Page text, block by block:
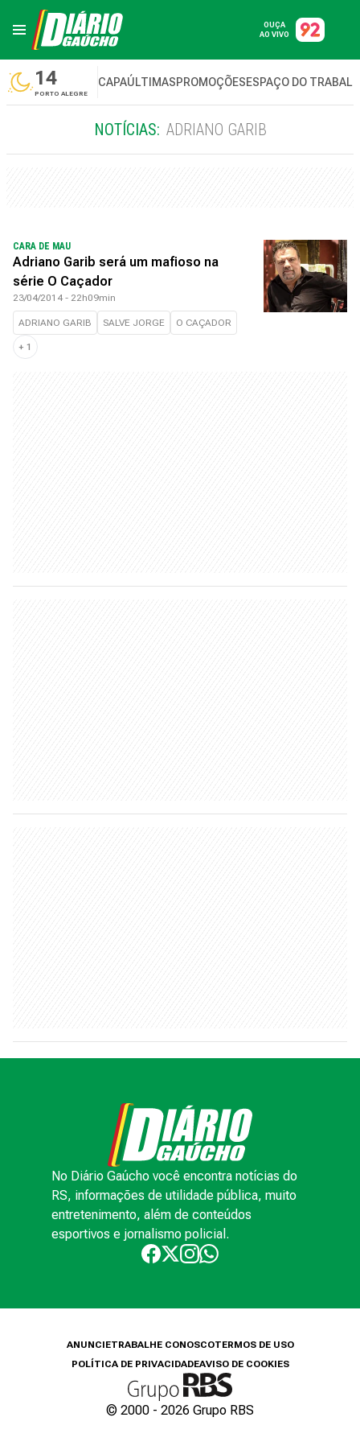
OUÇA
AO VIVO
14
PORTO ALEGRE
CAPAÚLTIMASPROMOÇÕESESPAÇO DO
NOTÍCIAS: ADRIANO GARIB
CARA DE MAU
Adriano Garib será um mafioso na
série O Caçador
23/04/2014 - 22h09min
ADRIANO GARIB SALVE JORGE O CAÇADOR
+ 1
No Diário Gaúcho você encontra notícias do
RS, informações de utilidade pública, muito
entretenimento, além de conteúdos
esportivos e jornalismo policial.
ANUNCIETRABALHE CONOSCOTERMOS DE USO
POLÍTICA DE PRIVACIDADEAVISO DE COOKIES
© 2000 - 2026 Grupo RBS